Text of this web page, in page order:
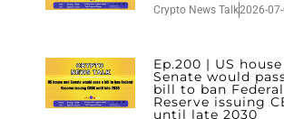
Crypto News Talk2026-
Ep.200 | US
Senate would
bill to ban Federal
Reserve issuing
until late 2030